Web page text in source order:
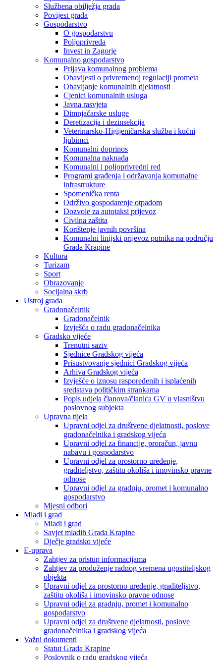
Službena obilježja grada
Povijest grada
Gospodarstvo
O gospodarstvu
Poljoprivreda
Invest in Zagorje
Komunalno gospodarstvo
Prijava komunalnog problema
Obavijesti o privremenoj regulaciji prometa
Obavljanje komunalnih djelatnosti
Cjenici komunalnih usluga
Javna rasvjeta
Dimnjačarske usluge
Deretizacija i dezinsekcija
Veterinarsko-Higijeničarska služba i kućni
ljubimci
Komunalni doprinos
Komunalna naknada
Komunalni i poljoprivredni red
Programi građenja i održavanja komunalne
infrastrukture
Spomenička renta
Održivo gospodarenje otpadom
Dozvole za autotaksi prijevoz
Civilna zaštita
Korištenje javnih površina
Komunalni linijski prijevoz putnika na području
Grada Krapine
Kultura
Turizam
Sport
Obrazovanje
Socijalna skrb
Ustroj grada
Gradonačelnik
Gradonačelnik
Izvješća o radu gradonačelnika
Gradsko vijeće
Trenutni saziv
Sjednice Gradskog vijeća
Prisustvovanje sjednici Gradskog vijeća
Arhiva Gradskog vijeća
Izvješće o iznosu raspoređenih i isplaćenih
sredstava političkim strankama
Popis udjela članova/članica GV u vlasništvu
poslovnog subjekta
Upravna tijela
Upravni odjel za društvene djelatnosti, poslove
gradonačelnika i gradskog vijeća
Upravni odjel za financije, proračun, javnu
nabavu i gospodarstvo
Upravni odjel za prostorno uređenje,
graditeljstvo, zaštitu okoliša i imovinsko pravne
odnose
Upravni odjel za gradnju, promet i komunalno
gospodarstvo
Mjesni odbori
Mladi i grad
Mladi i grad
Savjet mladih Grada Krapine
Dječje gradsko vijeće
E-uprava
Zahtjev za pristup informacijama
Zahtjev za produženje radnog vremena ugostiteljskog
objekta
Upravni odjel za prostorno uređenje, graditeljstvo,
zaštitu okoliša i imovinsko pravne odnose
Upravni odjel za gradnju, promet i komunalno
gospodarstvo
Upravni odjel za društvene djelatnosti, poslove
gradonačelnika i gradskog vijeća
Važni dokumenti
Statut Grada Krapine
Poslovnik o radu gradskog vijeća